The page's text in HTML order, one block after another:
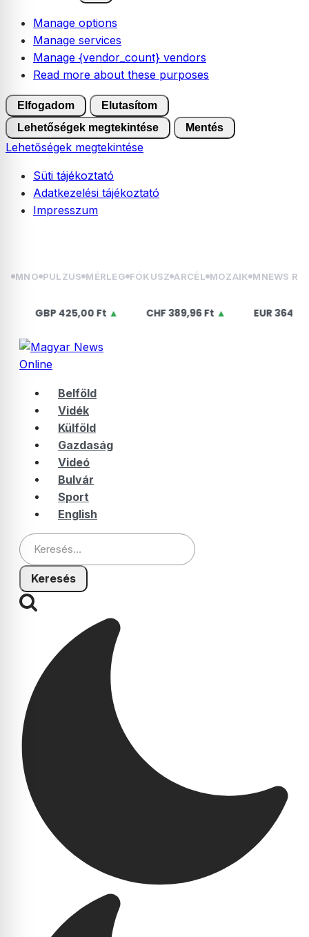
Manage options
Manage services
Manage {vendor_count} vendors
Read more about these purposes
Elfogadom
Elutasítom
Lehetőségek megtekintése
Mentés
Lehetőségek megtekintése
Süti tájékoztató
Adatkezelési tájékoztató
Impresszum
content
MNO PULZUS MÉRLEG FÓKUSZ ARCÉL MOZAIK MNEWS
425,00 Ft▲ CHF 389,96 Ft▲ EUR 364,50 Ft▲
Belföld
Vidék
Külföld
Gazdaság
Videó
Bulvár
Sport
English
Keresés: